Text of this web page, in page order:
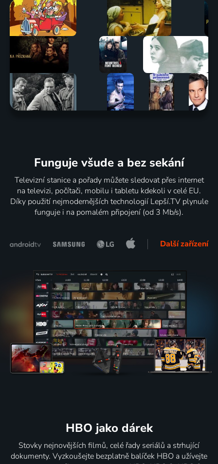
Funguje všude a bez sekání
Televizní stanice a pořady můžete sledovat přes internet
na televizi, počítači, mobilu i tabletu kdekoli v celé EU.
Díky použití nejmodernějších technologií Lepší.TV plynule
funguje i na pomalém připojení (od 3 Mb/s).
Další zařízení
HBO jako dárek
Stovky nejnovějších filmů, celé řady seriálů a strhující
dokumenty. Vyzkoušejte bezplatně balíček HBO a užívejte